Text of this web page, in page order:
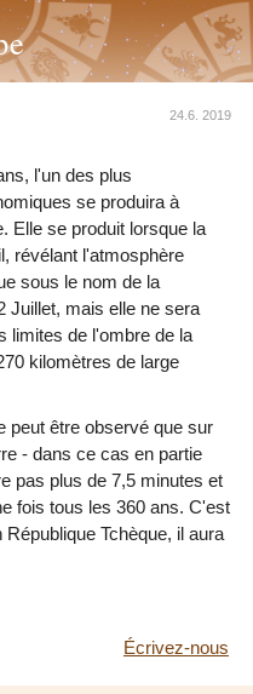
24.6. 2019
l'un des plus
se produira à
Elle se produit lorsque la
révélant l'atmosphère
sous le nom de la
Juillet, mais elle ne sera
limites de l'ombre de la
kilomètres de large
peut être observé que sur
- dans ce cas en partie
pas plus de 7,5 minutes et
fois tous les 360 ans. C'est
Tchèque, il aura
Écrivez-nous